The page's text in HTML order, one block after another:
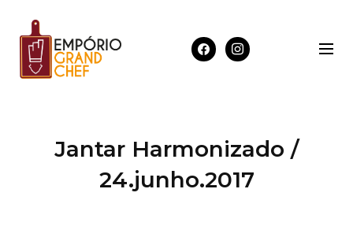
Jantar Harmonizado /
24.junho.2017